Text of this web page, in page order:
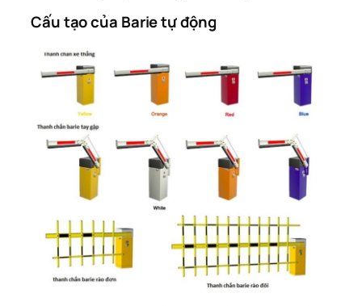
Cấu tạo của Barie tự động